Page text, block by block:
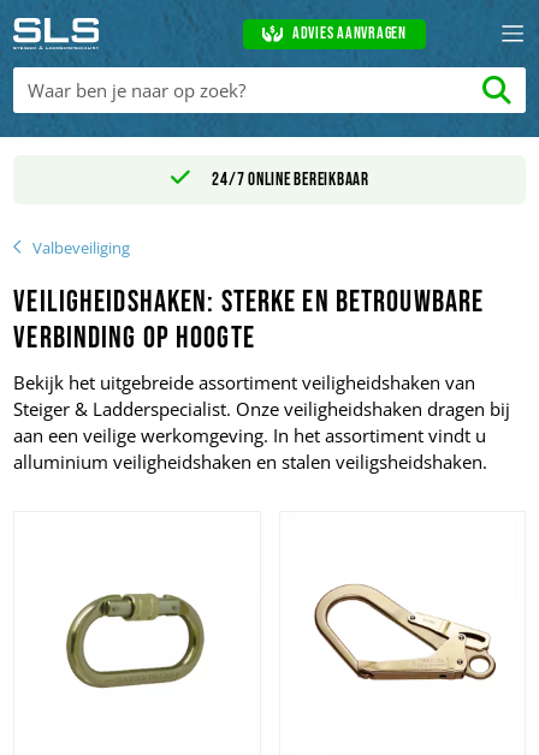
Advies aanvragen
24/7 online bereikbaar
Valbeveiliging
Veiligheidshaken: sterke en betrouwbare
verbinding op hoogte
Bekijk het uitgebreide assortiment veiligheidshaken van
Steiger & Ladderspecialist. Onze veiligheidshaken dragen bij
aan een veilige werkomgeving. In het assortiment vindt u
alluminium veiligheidshaken en stalen veiligsheidshaken.